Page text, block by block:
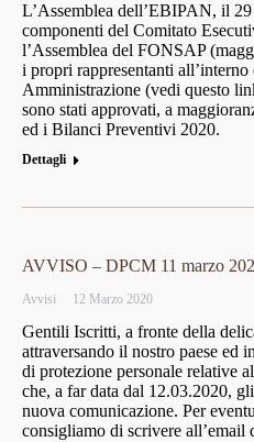
L’Assemblea dell’EBIPAN, il
componenti del Comitato
l’Assemblea del FONSAP
i propri rappresentanti
Amministrazione (vedi questo
sono stati approvati, a
ed i Bilanci Preventivi 2020.
Dettagli
AVVISO – DPCM 11 marzo
Avvisi 12 Marzo 2020
Gentili Iscritti, a fronte della
attraversando il nostro paese ed
di protezione personale relative
che, a far data dal 12.03.2020,
nuova comunicazione. Per
consigliamo di scrivere